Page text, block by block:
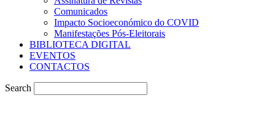
Comunicados
Impacto Socioeconómico do COVID
Manifestações Pós-Eleitorais
BIBLIOTECA DIGITAL
EVENTOS
CONTACTOS
Search